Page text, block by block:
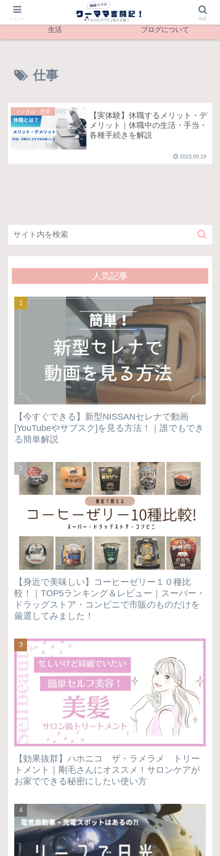
生活 ブログについて
仕事
メンタル・思想
【実体験】休職するメリット・デ
メリット｜休職中の生活・手当・
各種手続きを解説
2023.09.19
人気記事
【今すぐできる】新型NISSANセレナで動画
[YouTubeやサブスク]を見る方法！｜誰でもでき
る簡単解説
【身近で美味しい】コーヒーゼリー１０種比
較！｜TOP5ランキング＆レビュー｜スーパー・
ドラッグストア・コンビニで市販のものだけを
厳選してみました！
【効果抜群】ハホニコ ザ・ラメラメ トリー
トメント｜剛毛さんにオススメ！サロンケアが
お家でできる秘密にしたい使い方
メニュー 検索